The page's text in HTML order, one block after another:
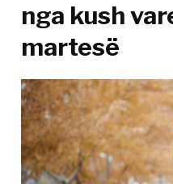
nga kush
martesë